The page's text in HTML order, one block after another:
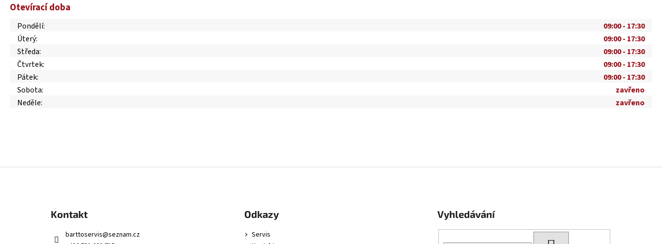
Otevírací doba
Pondělí:
09:00 - 17:30
Úterý:
09:00 - 17:30
Středa:
09:00 - 17:30
Čtvrtek:
09:00 - 17:30
Pátek:
09:00 - 17:30
Sobota:
zavřeno
Neděle:
zavřeno
Kontakt
barttoservis@seznam.cz
Odkazy
Servis
Vyhledávání